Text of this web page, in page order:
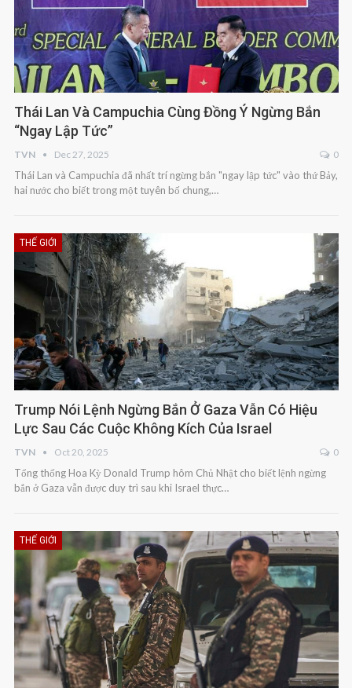
Thái Lan Và Campuchia Cùng Đồng Ý Ngừng Bắn
“ngay Lập Tức”
TVN Dec 27, 2025 0
Thái Lan và Campuchia đã nhất trí ngừng bắn "ngay lập tức" vào thứ Bảy,
hai nước cho biết trong một tuyên bố chung,…
THẾ GIỚI
Trump Nói Lệnh Ngừng Bắn Ở Gaza Vẫn Có Hiệu
Lực Sau Các Cuộc Không Kích Của Israel
TVN Oct 20, 2025 0
Tổng thống Hoa Kỳ Donald Trump hôm Chủ Nhật cho biết lệnh ngừng
bắn ở Gaza vẫn được duy trì sau khi Israel thực…
THẾ GIỚI